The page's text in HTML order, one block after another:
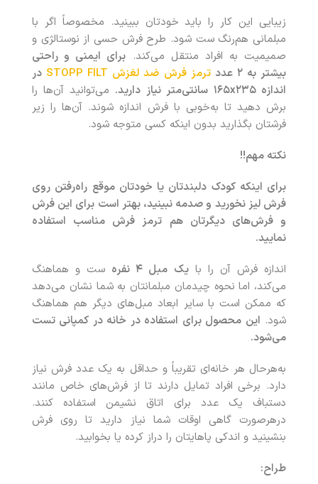
زیبایی این کار را باید خودتان ببینید. مخصوصاً اگر با
مبلمانی هم‌رنگ ست شود. طرح فرش حسی از نوستالژی و
صمیمیت به افراد منتقل می‌کند. برای ایمنی و راحتی
بیشتر به ۲ عدد
ترمز فرش ضد لغزش STOPP FILT در
اندازه ۱۶۵ x۲۳۵ سانتی‌متر نیاز دارید. می‌توانید آن‌ها را
برش دهید تا به‌خوبی با فرش اندازه شوند. آن‌ها را زیر
فرشتان بگذارید بدون اینکه کسی متوجه شود.
نکته مهم!!
برای اینکه کودک دلبندتان یا خودتان موقع راه‌رفتن روی
فرش لیز نخورید و صدمه نبینید، بهتر است برای این فرش
و فرش‌های دیگرتان هم ترمز فرش مناسب استفاده
نمایید.
اندازه فرش آن را بایک مبل ۴ نفره ست و هماهنگ
می‌کند، اما نحوه چیدمان مبلمانتان به شما نشان می‌دهد
که ممکن است با سایر ابعاد مبل‌های دیگر هم هماهنگ
شود. این محصول برای استفاده در خانه در کمپانی تست
می‌شود.
به‌هرحال هر خانه‌ای تقریباً و حداقل به یک عدد فرش نیاز
دارد. برخی افراد تمایل دارند تا از فرش‌های خاص مانند
دستباف یک عدد برای اتاق نشیمن استفاده کنند.
درهرصورت گاهی اوقات شما نیاز دارید تا روی فرش
بنشینید و اندکی پاهایتان را دراز کرده یا بخوابید.
طراح: